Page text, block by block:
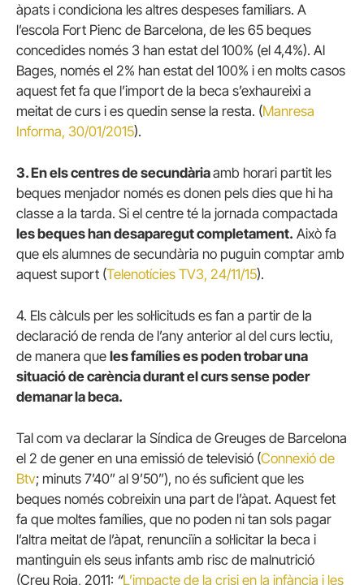
àpats i condiciona les altres despeses familiars. A
l’escola Fort Pienc de Barcelona, de les 65 beques
concedides només 3 han estat del 100% (el 4,4%). Al
Bages, només el 2% han estat del 100% i en molts casos
aquest fet fa que l’import de la beca s’exhaureixi a
meitat de curs i es quedin sense la resta. (Manresa
Informa, 30/01/2015).
3. En els centres de secundàriaamb horari partit les
beques menjador només es donen pels dies que hi ha
classe a la tarda. Si el centre té la jornada compactada
les beques han desaparegut completament. Això fa
que els alumnes de secundària no puguin comptar amb
aquest suport (Telenotícies TV3, 24/11/15).
4. Els càlculs per les sol·licituds es fan a partir de la
declaració de renda de l’any anterior al del curs lectiu,
de manera que les famílies es poden trobar una
situació de carència durant el curs sense poder
demanar la beca.
Tal com va declarar la Síndica de Greuges de Barcelona
el 2 de gener en una emissió de televisió (Connexió de
Btv; minuts 7’40” al 9’50”), no és suficient que les
beques només cobreixin una part de l’àpat. Aquest fet
fa que moltes famílies, que no poden ni tan sols pagar
l’altra meitat de l’àpat, renunciïn a sol·licitar la beca i
mantinguin els seus infants amb risc de malnutrició
(Creu Roja, 2011: “L’impacte de la crisi en la infància i les